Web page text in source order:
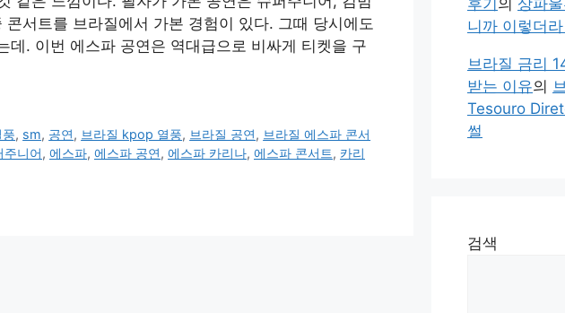
서트를 브라질에서 가본 경험이 있다. 그때 당시에도
데. 이번 에스파 공연은 역대급으로 비싸게 티켓을 구
, sm, 공연, 브라질 kpop 열풍, 브라질 공연, 브라질 에스파 콘서
주니어, 에스파, 에스파 공연, 에스파 카리나, 에스파 콘서트, 카리
후기 의 상파
니까 이렇더
브라질 금리
받는 이유의
Tesouro
썰
검색